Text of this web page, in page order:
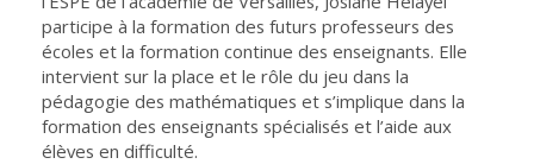
participe à la formation des futurs professeurs des
écoles et la formation continue des enseignants. Elle
intervient sur la place et le rôle du jeu dans la
pédagogie des mathématiques et s’implique dans la
formation des enseignants spécialisés et l’aide aux
élèves en difficulté.